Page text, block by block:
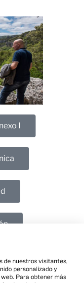
I
de nuestros visitantes,
personalizado y
Para obtener más